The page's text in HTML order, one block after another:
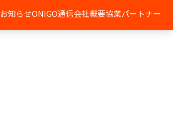
お知らせONIGO通信会社概要協業パートナー